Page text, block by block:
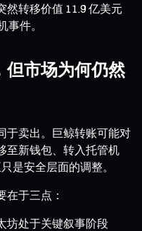
然转移价值 11.9 亿美元
事件。
但市场为何仍然
于卖出。巨鲸转账可能对
至新钱包、转入托管机
是安全层面的调整。
于三点：
坊处于关键叙事阶段